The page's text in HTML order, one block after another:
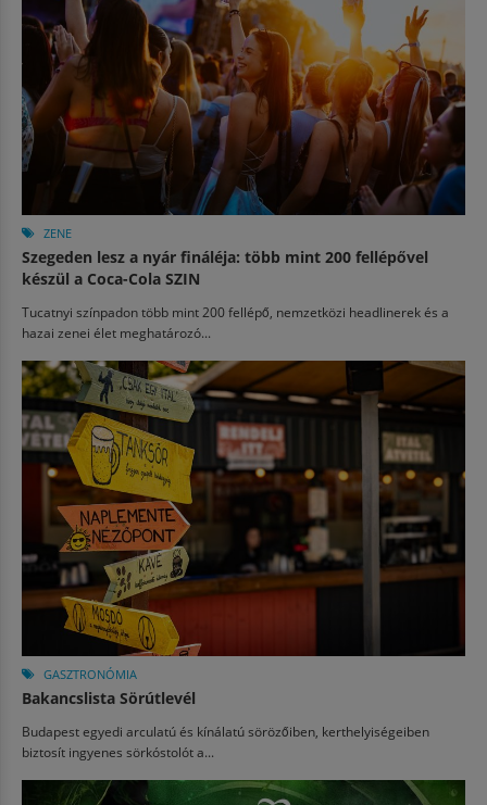
ZENE
Szegeden lesz a nyár fináléja: több mint 200 fellépővel
készül a Coca-Cola SZIN
Tucatnyi színpadon több mint 200 fellépő, nemzetközi headlinerek és a
hazai zenei élet meghatározó...
GASZTRONÓMIA
Bakancslista Sörútlevél
Budapest egyedi arculatú és kínálatú sörözőiben, kerthelyiségeiben
biztosít ingyenes sörkóstolót a...